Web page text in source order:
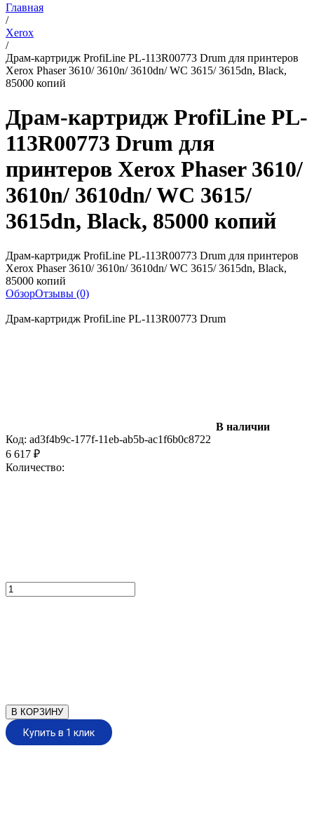
Главная
/
Xerox
/
Драм-картридж ProfiLine PL-113R00773 Drum для принтеров
Xerox Phaser 3610/ 3610n/ 3610dn/ WC 3615/ 3615dn, Black,
85000 копий
Драм-картридж ProfiLine PL-
113R00773 Drum для
принтеров Xerox Phaser 3610/
3610n/ 3610dn/ WC 3615/
3615dn, Black, 85000 копий
Драм-картридж ProfiLine PL-113R00773 Drum для принтеров
Xerox Phaser 3610/ 3610n/ 3610dn/ WC 3615/ 3615dn, Black,
85000 копий
ОбзорОтзывы (0)
Драм-картридж ProfiLine PL-113R00773 Drum
В наличии
Код: ad3f4b9c-177f-11eb-ab5b-ac1f6b0c8722
6 617 ₽
Количество:
В КОРЗИНУ
Купить в 1 клик